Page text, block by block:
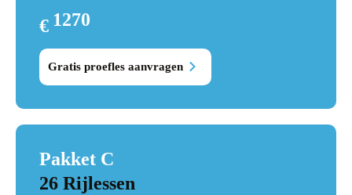
€ 1270
Gratis proefles aanvragen
Pakket C
26 Rijlessen